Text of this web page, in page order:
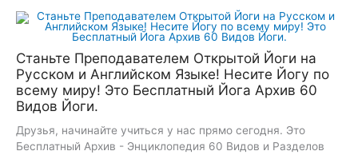
Перейти
Станьте Преподавателем Открытой Йоги на
Русском и Английском Языке! Несите Йогу по
всему миру! Это Бесплатный Йога Архив 60
Видов Йоги.
Друзья, начинайте учиться у нас прямо сегодня. Это
Бесплатный Архив - Энциклопедия 60 Видов и Разделов